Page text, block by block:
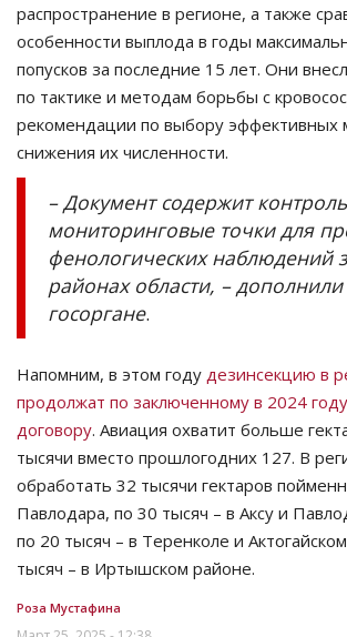
распространение в регионе, а также
особенности выплода в годы
попусков за последние 15 лет. Они
по тактике и методам борьбы с
рекомендации по выбору эффективных
снижения их численности.
– Документ содержит
мониторинговые точки для
фенологических наблюдений
районах области, – дополнили
госоргане.
Напомним, в этом году дезинсекцию в
продолжат по заключенному в 2024
договору. Авиация охватит больше
тысячи вместо прошлогодних 127. В
обработать 32 тысячи гектаров
Павлодара, по 30 тысяч – в Аксу и
по 20 тысяч – в Теренколе и
тысяч – в Иртышском районе.
Роза Мустафина